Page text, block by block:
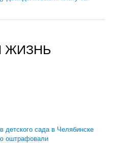
ЖИЗНЬ
детского сада в Челябинске
оштрафовали